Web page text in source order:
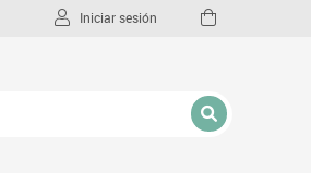
Iniciar sesión